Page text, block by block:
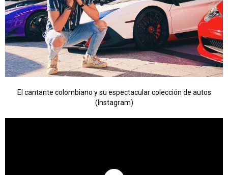
El cantante colombiano y su espectacular colección de autos
(Instagram)